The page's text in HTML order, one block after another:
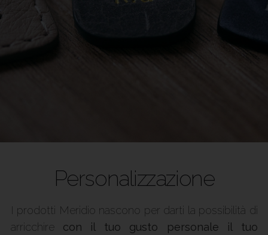
Personalizzazione
I prodotti Meridio nascono per darti la possibilità di
arricchire con il tuo gusto personale il tuo